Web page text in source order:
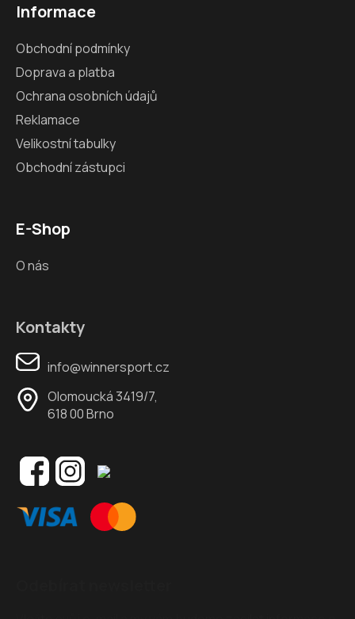
Informace
Obchodní podmínky
Doprava a platba
Ochrana osobních údajů
Reklamace
Velikostní tabulky
Obchodní zástupci
E-Shop
O nás
Kontakty
info@winnersport.cz
Olomoucká 3419/7,
618 00 Brno